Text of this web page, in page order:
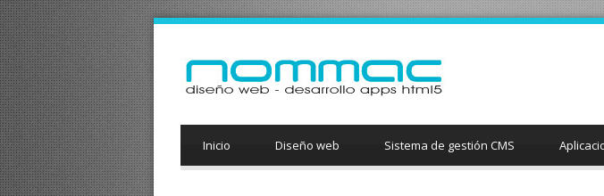
Inicio Diseño web Sistema de gestión CMS